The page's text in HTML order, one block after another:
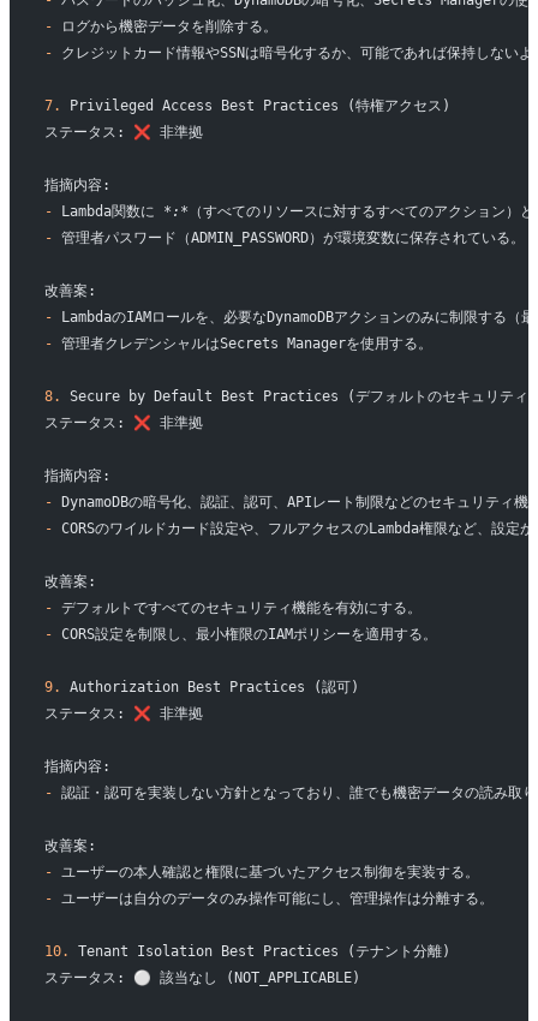
- ログから機密データを削除する。
- クレジットカード情報やSSNは暗号化するか、可能であれば保持しないよ
7.
Privileged Access Best Practices (特権アクセス)
ステータス: ❌ 非準拠
指摘内容:
- Lambda関数に *:* （すべてのリソースに対するすべてのアクション）
- 管理者パスワード（ADMIN_PASSWORD）が環境変数に保存されている。
改善案:
- LambdaのIAMロールを、必要なDynamoDBアクションのみに制限する（
- 管理者クレデンシャルはSecrets Managerを使用する。
8.
Secure by Default Best Practices (デフォルトのセキュリティ)
ステータス: ❌ 非準拠
指摘内容:
- DynamoDBの暗号化、認証、認可、APIレート制限などのセキュリティ機
- CORSのワイルドカード設定や、フルアクセスのLambda権限など、設定
改善案:
- デフォルトですべてのセキュリティ機能を有効にする。
- CORS設定を制限し、最小権限のIAMポリシーを適用する。
9.
Authorization Best Practices (認可)
ステータス: ❌ 非準拠
指摘内容:
- 認証・認可を実装しない方針となっており、誰でも機密データの読み取
改善案:
- ユーザーの本人確認と権限に基づいたアクセス制御を実装する。
- ユーザーは自分のデータのみ操作可能にし、管理操作は分離する。
10.
Tenant Isolation Best Practices (テナント分離)
ステータス: ⚪ 該当なし (NOT_APPLICABLE)